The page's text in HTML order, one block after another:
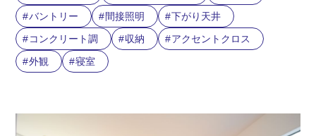
バントリー
間接照明
下がり天井
コンクリート調
収納
アクセントクロス
外観
寝室